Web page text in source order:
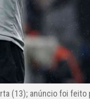
(13); anúncio foi